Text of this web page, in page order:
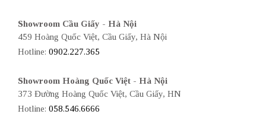
Showroom Cầu Giấy - Hà Nội
459 Hoàng Quốc Việt, Cầu Giấy, Hà Nội
Hotline: 0902.227.365
Showroom Hoàng Quốc Việt - Hà Nội
373 Đường Hoàng Quốc Việt, Cầu Giấy, HN
Hotline: 058.546.6666